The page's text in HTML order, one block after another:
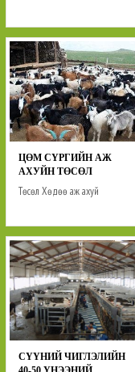
ЦӨМ СҮРГИЙН АЖ
АХУЙН ТӨСӨЛ
Төсөл Хөдөө аж ахуй
СҮҮНИЙ ЧИГЛЭЛИЙН